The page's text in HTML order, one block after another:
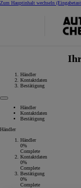
Zum Hauptinhalt wechseln
Händler
Kontaktdaten
Bestätigung
Händler
Kontaktdaten
Bestätigung
Händler
Händler
0%
Complete
Kontaktdaten
0%
Complete
Bestätigung
0%
Complete